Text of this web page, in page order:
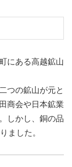
にある高越鉱山
つの鉱山が元と
商会や日本鉱業
しかし、銅の品
ました。